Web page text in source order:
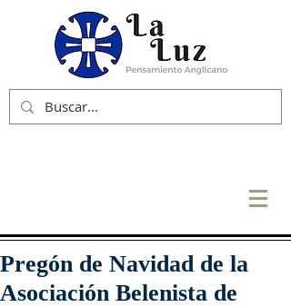
Pregón de Navidad de la
Asociación Belenista de